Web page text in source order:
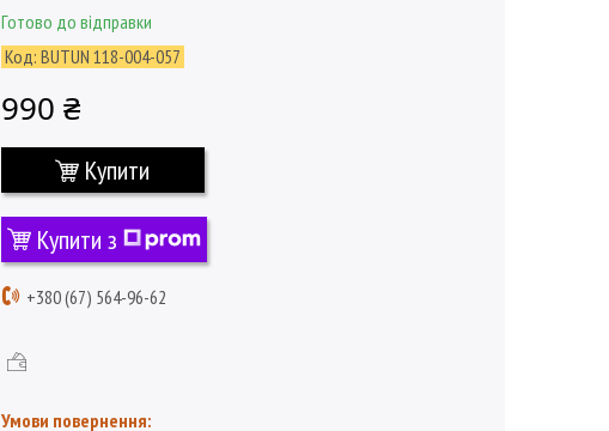
Готово до відправки
Код: BUTUN 118-004-057
990 ₴
Купити
Купити з
+380 (67) 564-96-62